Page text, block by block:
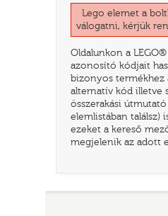
Lego elemet a
válogatni, kérjük
Oldalunkon a
azonosító kódjait
bizonyos termékhez
alternatív kód illetve
összerakási
elemlistában találsz)
ezeket a kereső
megjelenik az adott